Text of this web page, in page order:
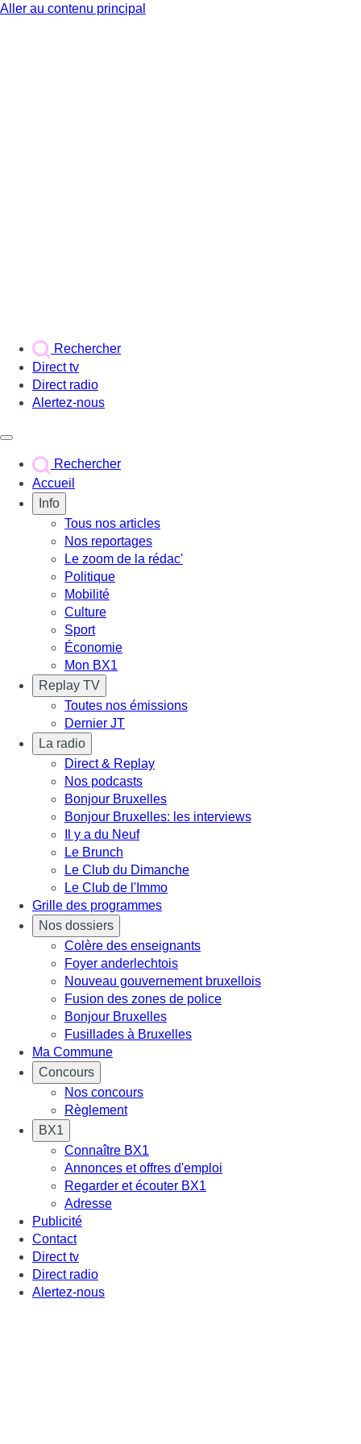
Aller au contenu principal
Rechercher
Direct tv
Direct radio
Alertez-nous
Rechercher
Accueil
Info
Tous nos articles
Nos reportages
Le zoom de la rédac'
Politique
Mobilité
Culture
Sport
Économie
Mon BX1
Replay TV
Toutes nos émissions
Dernier JT
La radio
Direct & Replay
Nos podcasts
Bonjour Bruxelles
Bonjour Bruxelles: les interviews
Il y a du Neuf
Le Brunch
Le Club du Dimanche
Le Club de l'Immo
Grille des programmes
Nos dossiers
Colère des enseignants
Foyer anderlechtois
Nouveau gouvernement bruxellois
Fusion des zones de police
Bonjour Bruxelles
Fusillades à Bruxelles
Ma Commune
Concours
Nos concours
Règlement
BX1
Connaître BX1
Annonces et offres d'emploi
Regarder et écouter BX1
Adresse
Publicité
Contact
Direct tv
Direct radio
Alertez-nous